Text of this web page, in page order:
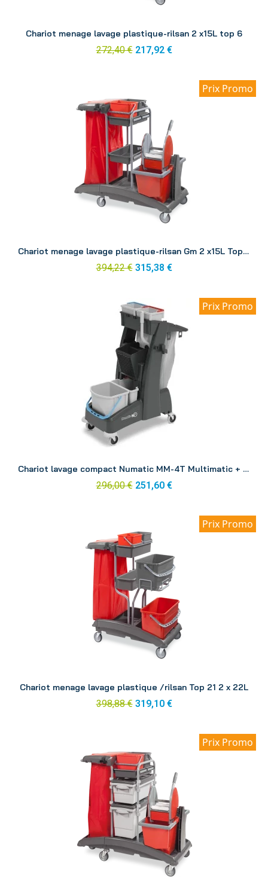
Chariot menage lavage plastique-rilsan 2 x15L top 6
272,40 € 217,92 €
Prix Promo
Chariot menage lavage plastique-rilsan Gm 2 x15L Top 13
394,22 € 315,38 €
Prix Promo
Chariot lavage compact Numatic MM-4T Multimatic + presse
296,00 € 251,60 €
Prix Promo
Chariot menage lavage plastique /rilsan Top 21 2 x 22L
398,88 € 319,10 €
Prix Promo